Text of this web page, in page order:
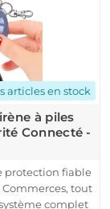
articles en stock
à piles
Connecté -
protection fiable
Commerces, tout
complet